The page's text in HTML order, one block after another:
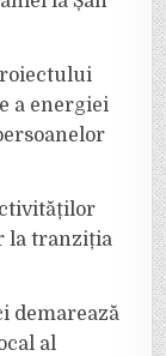
a energiei
la tranziția
demarează
al